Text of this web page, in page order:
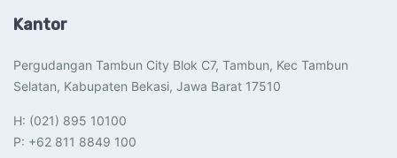
Kantor
Pergudangan Tambun City Blok C7, Tambun, Kec Tambun
Selatan, Kabupaten Bekasi, Jawa Barat 17510​
H: (021) 895 10100
P: +62 811 8849 100